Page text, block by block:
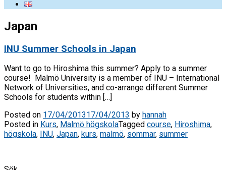
Japan
INU Summer Schools in Japan
Want to go to Hiroshima this summer? Apply to a summer
course! Malmö University is a member of INU – International
Network of Universities, and co-arrange different Summer
Schools for students within […]
Posted on 17/04/201317/04/2013 by hannah
Posted in Kurs, Malmö högskolaTagged course, Hiroshima,
högskola, INU, Japan, kurs, malmö, sommar, summer